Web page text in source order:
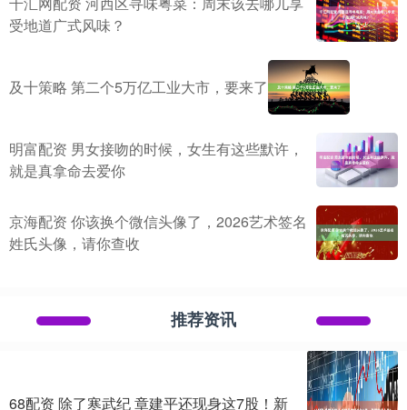
受地道广式风味？
及十策略 第二个5万亿工业大市，要来了
明富配资 男女接吻的时候，女生有这些默许，
就是真拿命去爱你
京海配资 你该换个微信头像了，2026艺术签名
姓氏头像，请你查收
推荐资讯
68配资 除了寒武纪 章建平还现身这7股！新